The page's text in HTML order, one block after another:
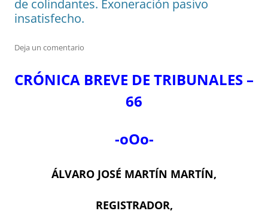
de colindantes. Exoneración pasivo
insatisfecho.
Deja un comentario
CRÓNICA BREVE DE TRIBUNALES –
66
-oOo-
ÁLVARO JOSÉ MARTÍN MARTÍN,
REGISTRADOR,